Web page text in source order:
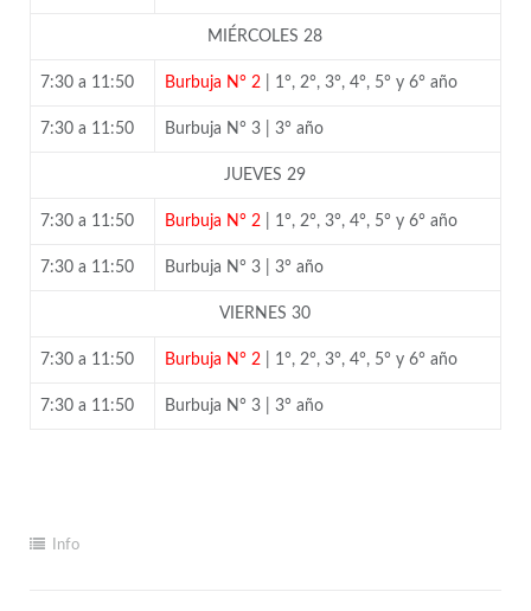
MIÉRCOLES 28
7:30 a 11:50 Burbuja N° 2| 1°, 2°, 3°, 4°, 5° y 6° año
7:30 a 11:50 Burbuja N° 3 | 3° año
JUEVES 29
7:30 a 11:50 Burbuja N° 2| 1°, 2°, 3°, 4°, 5° y 6° año
7:30 a 11:50 Burbuja N° 3 | 3° año
VIERNES 30
7:30 a 11:50 Burbuja N° 2| 1°, 2°, 3°, 4°, 5° y 6° año
7:30 a 11:50 Burbuja N° 3 | 3° año
Info